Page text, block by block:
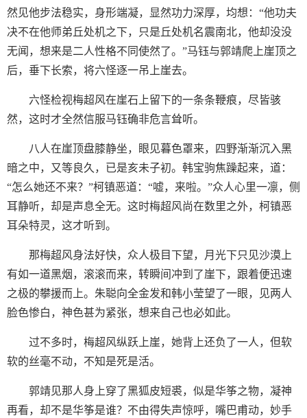
然见他步法稳实，身形端凝，显然功力深厚，均想：“他功夫
决不在他师弟丘处机之下，只是丘处机名震南北，他却没没
无闻，想来是二人性格不同使然了。”马钰与郭靖爬上崖顶之
后，垂下长索，将六怪逐一吊上崖去。
六怪检视梅超风在崖石上留下的一条条鞭痕，尽皆骇
然，这时才全然信服马钰确非危言耸听。
八人在崖顶盘膝静坐，眼见暮色罩来，四野渐渐沉入黑
暗之中，又等良久，已是亥未子初。韩宝驹焦躁起来，道：
“怎么她还不来？”柯镇恶道：“嘘，来啦。”众人心里一凛，侧
耳静听，却是声息全无。这时梅超风尚在数里之外，柯镇恶
耳朵特灵，这才听到。
那梅超风身法好快，众人极目下望，月光下只见沙漠上
有如一道黑烟，滚滚而来，转瞬间冲到了崖下，跟着便迅速
之极的攀援而上。朱聪向全金发和韩小莹望了一眼，见两人
脸色惨白，神色甚为紧张，想来自己也必如此。
过不多时，梅超风纵跃上崖，她背上还负了一人，但软
软的丝毫不动，不知是死是活。
郭靖见那人身上穿了黑狐皮短裘，似是华筝之物，凝神
再看，却不是华筝是谁？不由得失声惊呼，嘴巴甫动，妙手